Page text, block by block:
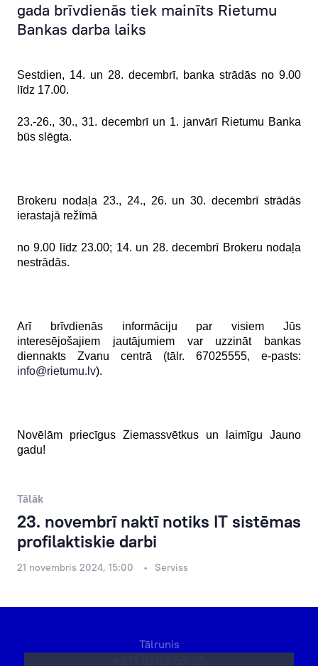
Serviss
gada brīvdienās tiek mainīts Rietumu
Bankas darba laiks
Sestdien, 14. un 28. decembrī, banka strādās no 9.00
līdz 17.00.
23.-26., 30., 31. decembrī un 1. janvārī Rietumu Banka
būs slēgta.
Brokeru nodaļa 23., 24., 26. un 30. decembrī strādās
ierastajā režīmā
no 9.00 līdz 23.00; 14. un 28. decembrī Brokeru nodaļa
nestrādās.
Arī brīvdienās informāciju par visiem Jūs
interesējošajiem jautājumiem var uzzināt bankas
diennakts Zvanu centrā (tālr. 67025555, e-pasts:
info@rietumu.lv).
Novēlām priecīgus Ziemassvētkus un laimīgu Jauno
gadu!
Tālāk
23. novembrī naktī notiks IT sistēmas
profilaktiskie darbi
21 novembris 2024, 15:00 Serviss
Tālrunis